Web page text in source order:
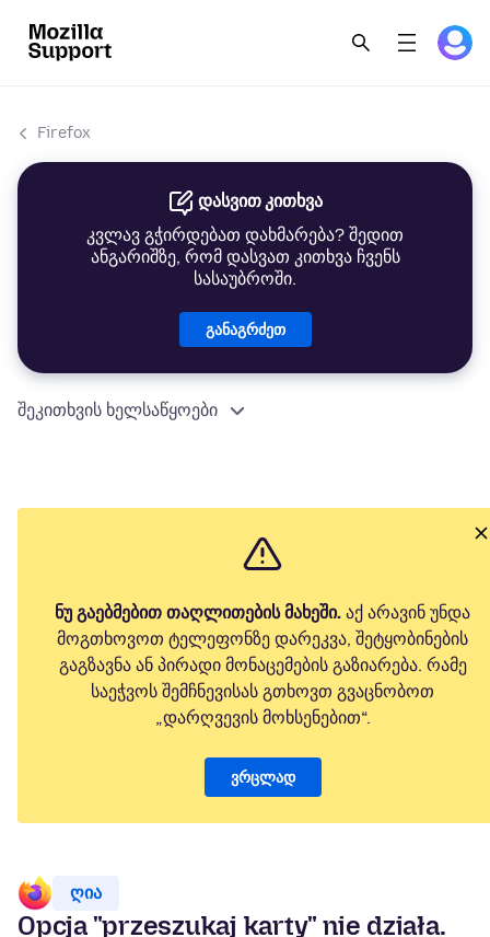
Firefox
დასვით კითხვა
კვლავ გჭირდებათ დახმარება? შედით
ანგარიშზე, რომ დასვათ კითხვა ჩვენს
სასაუბროში.
განაგრძეთ
შეკითხვის ხელსაწყოები
ნუ გაებმებით თაღლითების მახეში. აქ არავინ უნდა
მოგთხოვოთ ტელეფონზე დარეკვა, შეტყობინების
გაგზავნა ან პირადი მონაცემების გაზიარება. რამე
საეჭვოს შემჩნევისას გთხოვთ გვაცნობოთ
„დარღვევის მოხსენებით“.
ვრცლად
ღია
Opcja "przeszukaj karty" nie działa.